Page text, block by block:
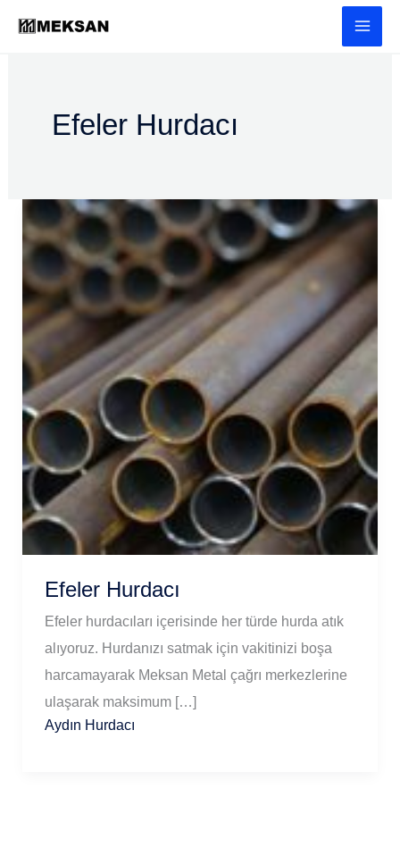
atla
Efeler Hurdacı
Efeler Hurdacı
Efeler hurdacıları içerisinde her türde hurda atık
alıyoruz. Hurdanızı satmak için vakitinizi boşa
harcamayarak Meksan Metal çağrı merkezlerine
ulaşarak maksimum […]
Aydın Hurdacı